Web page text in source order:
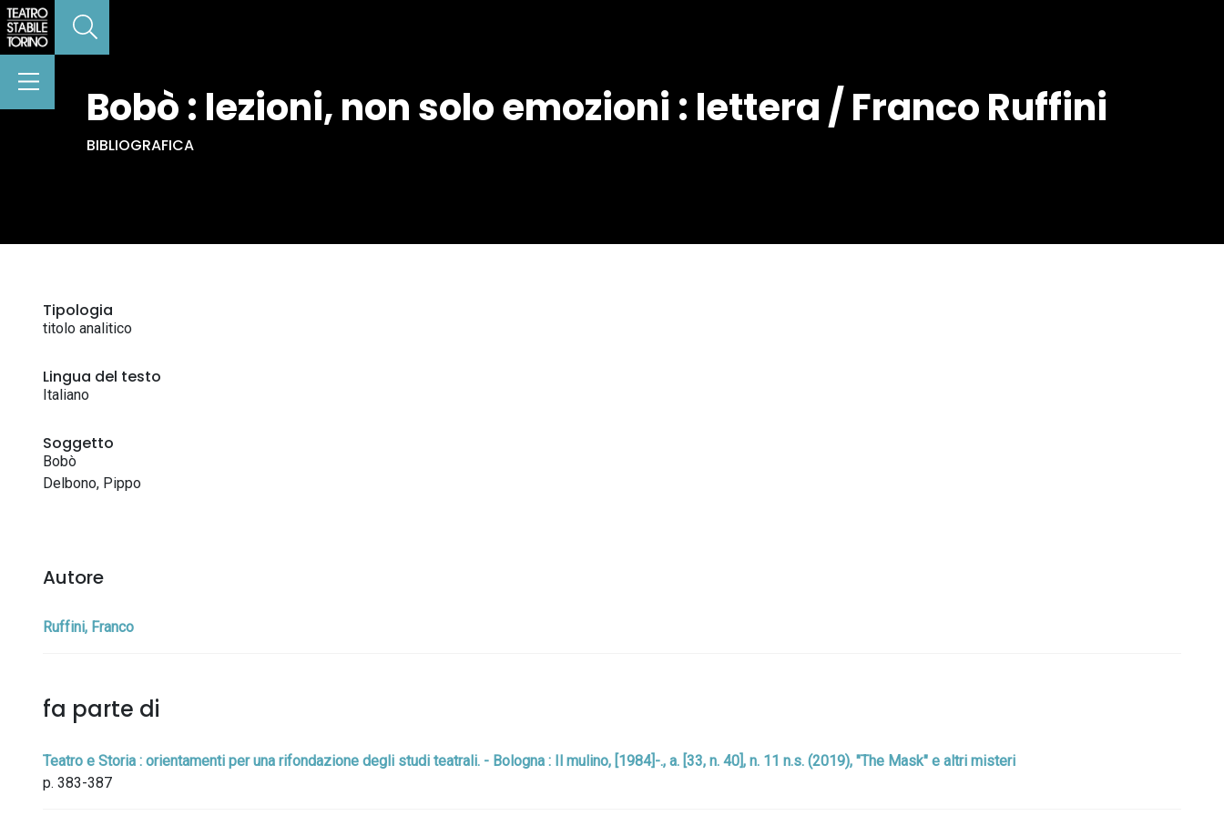
Bobò : lezioni, non solo emozioni : lettera / Franco Ruffini
BIBLIOGRAFICA
Tipologia
titolo analitico
Lingua del testo
Italiano
Soggetto
Bobò
Delbono, Pippo
Autore
Ruffini, Franco
fa parte di
Teatro e Storia : orientamenti per una rifondazione degli studi teatrali. - Bologna : Il mulino, [1984]-., a. [33, n. 40], n. 11 n.s. (2019), "The Mask" e altri misteri
p. 383-387